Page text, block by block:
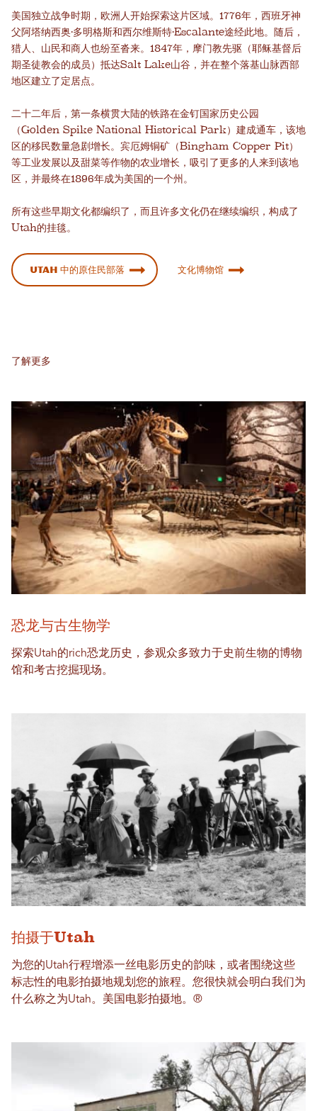
美国独立战争时期，欧洲人开始探索这片区域。1776年，西班牙神
父阿塔纳西奥·多明格斯和西尔维斯特·Escalante途经此地。随后，
猎人、山民和商人也纷至沓来。1847年，摩门教先驱（耶稣基督后
期圣徒教会的成员）抵达Salt Lake山谷，并在整个落基山脉西部
地区建立了定居点。
二十二年后，第一条横贯大陆的铁路在金钉国家历史公园
（Golden Spike National Historical Park）建成通车，该地
区的移民数量急剧增长。宾厄姆铜矿（Bingham Copper Pit）
等工业发展以及甜菜等作物的农业增长，吸引了更多的人来到该地
区，并最终在1896年成为美国的一个州。
所有这些早期文化都编织了，而且许多文化仍在继续编织，构成了
Utah的挂毯。
Utah 中的原住民部落 文化博物馆
了解更多
恐龙与古生物学
探索Utah的rich恐龙历史，参观众多致力于史前生物的博物
馆和考古挖掘现场。
拍摄于Utah
为您的Utah行程增添一丝电影历史的韵味，或者围绕这些
标志性的电影拍摄地规划您的旅程。您很快就会明白我们为
什么称之为Utah。美国电影拍摄地。®